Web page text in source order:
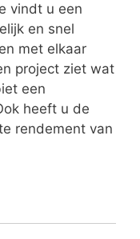
vindt u een
en snel
met elkaar
project ziet wat
een
heeft u de
rendement van